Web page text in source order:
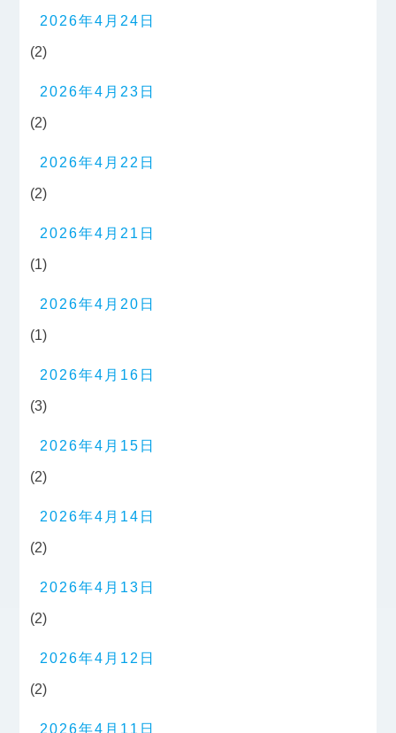
2026年4月24日
(2)
2026年4月23日
(2)
2026年4月22日
(2)
2026年4月21日
(1)
2026年4月20日
(1)
2026年4月16日
(3)
2026年4月15日
(2)
2026年4月14日
(2)
2026年4月13日
(2)
2026年4月12日
(2)
2026年4月11日